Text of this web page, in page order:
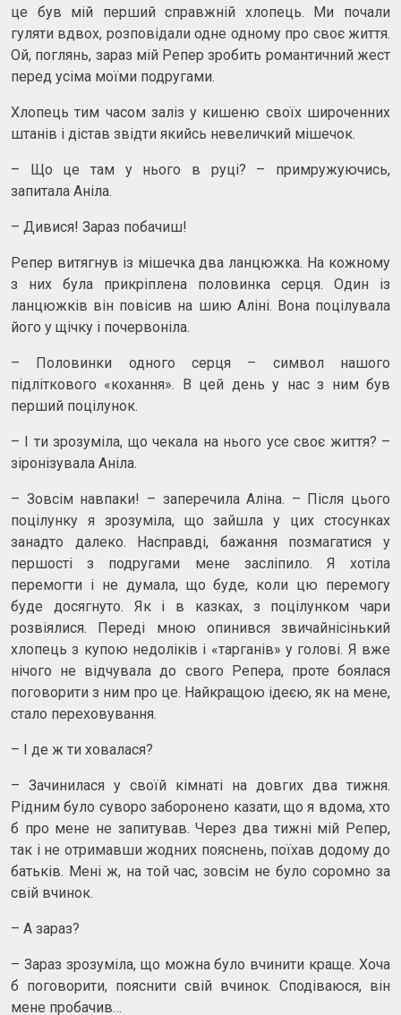
це був мій перший справжній хлопець. Ми почали
гуляти вдвох, розповідали одне одному про своє життя.
Ой, поглянь, зараз мій Репер зробить романтичний жест
перед усіма моїми подругами.
Хлопець тим часом заліз у кишеню своїх широченних
штанів і дістав звідти якийсь невеличкий мішечок.
– Що це там у нього в руці? – примружуючись,
запитала Аніла.
– Дивися! Зараз побачиш!
Репер витягнув із мішечка два ланцюжка. На кожному
з них була прикріплена половинка серця. Один із
ланцюжків він повісив на шию Аліні. Вона поцілувала
його у щічку і почервоніла.
– Половинки одного серця – символ нашого
підліткового «кохання». В цей день у нас з ним був
перший поцілунок.
– І ти зрозуміла, що чекала на нього усе своє життя? –
зіронізувала Аніла.
– Зовсім навпаки! – заперечила Аліна. – Після цього
поцілунку я зрозуміла, що зайшла у цих стосунках
занадто далеко. Насправді, бажання позмагатися у
першості з подругами мене засліпило. Я хотіла
перемогти і не думала, що буде, коли цю перемогу
буде досягнуто. Як і в казках, з поцілунком чари
розвіялися. Переді мною опинився звичайнісінький
хлопець з купою недоліків і «тарганів» у голові. Я вже
нічого не відчувала до свого Репера, проте боялася
поговорити з ним про це. Найкращою ідеєю, як на мене,
стало переховування.
– І де ж ти ховалася?
– Зачинилася у своїй кімнаті на довгих два тижня.
Рідним було суворо заборонено казати, що я вдома, хто
б про мене не запитував. Через два тижні мій Репер,
так і не отримавши жодних пояснень, поїхав додому до
батьків. Мені ж, на той час, зовсім не було соромно за
свій вчинок.
– А зараз?
– Зараз зрозуміла, що можна було вчинити краще. Хоча
б поговорити, пояснити свій вчинок. Сподіваюся, він
мене пробачив…